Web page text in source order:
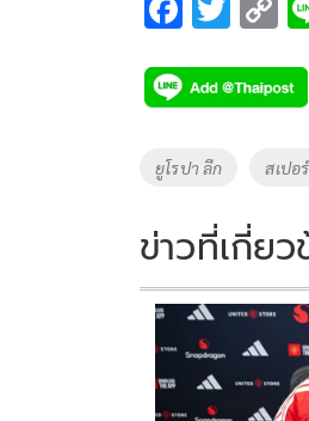
e
b
o
k
tt
er
p
y
Li
k
Tags
ยูโรปา ลีก สเปอ
ข่าวที่เกี่ย